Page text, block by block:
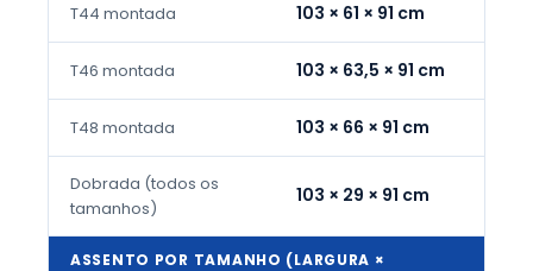
T44 montada 103 × 61 × 91 cm
T46 montada 103 × 63,5 × 91 cm
T48 montada 103 × 66 × 91 cm
Dobrada (todos os
tamanhos)
103 × 29 × 91 cm
ASSENTO POR TAMANHO (LARGURA ×